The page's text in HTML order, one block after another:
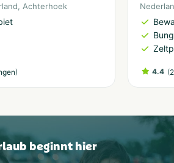
, Achterhoek
) 4.4 (
beginnt hier